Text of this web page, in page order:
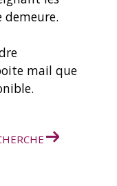
demeure.
mail que